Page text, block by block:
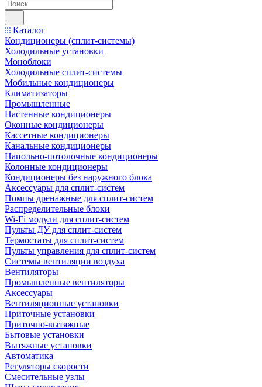
Каталог
Кондиционеры (сплит-системы)
Холодильные установки
Моноблоки
Холодильные сплит-системы
Мобильные кондиционеры
Климатизаторы
Промышленные
Настенные кондиционеры
Оконные кондиционеры
Кассетные кондиционеры
Канальные кондиционеры
Напольно-потолочные кондиционеры
Колонные кондиционеры
Кондиционеры без наружного блока
Аксессуары для сплит-систем
Помпы дренажные для сплит-систем
Распределительные блоки
Wi-Fi модули для сплит-систем
Пульты ДУ для сплит-систем
Термостаты для сплит-систем
Пульты управления для сплит-систем
Системы вентиляции воздуха
Вентиляторы
Промышленные вентиляторы
Аксессуары
Вентиляционные установки
Приточные установки
Приточно-вытяжные
Бытовые установки
Вытяжные установки
Автоматика
Регуляторы скорости
Смесительные узлы